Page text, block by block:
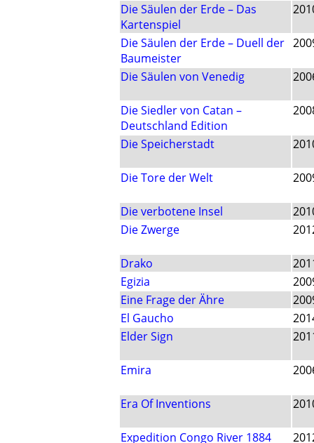
Die Säulen der Erde – Das
Kartenspiel
Die Säulen der Erde – Duell der
Baumeister
Die Säulen von Venedig
Die Siedler von Catan –
Deutschland Edition
Die Speicherstadt
Die Tore der Welt
Die verbotene Insel
Die Zwerge
Drako
Egizia
Eine Frage der Ähre
El Gaucho
Elder Sign
Emira
Era Of Inventions
Expedition Congo River 1884